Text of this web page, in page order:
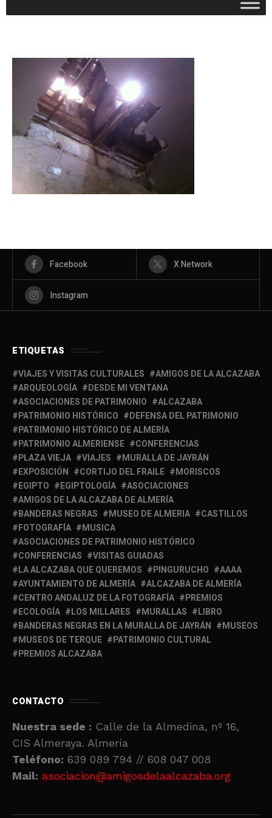
Facebook X Network
Instagram
ETIQUETAS
VIAJES Y VISITAS CULTURALES
AMIGOS DE LA ALCAZABA
ARQUEOLOGÍA
DESDE MI VENTANA
ASOCIACIONES DE PATRIMONIO
ALCAZABA
PATRIMONIO HISTÓRICO
DEFENSA DEL PATRIMONIO
PATRIMONIO HISTÓRICO DE ALMERÍA
PATRIMONIO ALMERIENSE
CONFERENCIAS
PLAZA VIEJA
VIAJES
MURALLA DE JAYRÁN
EXPOSICIÓN
CORTIJO DEL FRAILE
MORISCOS
EGIPTO
EGIPTOLOGÍA
ASOCIACIONES
AMIGOS DE LA ALCAZABA DE ALMERÍA
BANDERAS NEGRAS
MUSEO DE ALMERIA
CASTILLOS
FOTOGRAFÍA
MUSICA
ASOCIACIONES DE PATRIMONIO HISTÓRICO
CONFERENCIAS
VISITAS GUIADAS
LA ALCAZABA QUE QUEREMOS
PINGURUCHO
AAAA
AYUNTAMIENTO DE ALMERÍA
ALCAZABA DE ALMERÍA
CENTRO ANDALUZ DE LA FOTOGRAFÍA
PREMIOS
ECOLOGÍA
LOS MILLARES MURALLAS
LIBRO
BANDERAS NEGRAS EN LA MURALLA DE JAYRÁN
MUSEOS
MUSEOS DE TERQUE
PATRIMONIO CULTURAL
PREMIOS ALCAZABA
CONTACTO
Nuestra sede : Calle de la Almedina, nº 16,
CIS Almeraya. Almería
Teléfono: 639 089 794 // 608 047 008
Mail: asociacion@amigosdelaalcazaba.org